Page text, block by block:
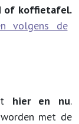
of koffietafel.
volgens de
hier en nu.
met de